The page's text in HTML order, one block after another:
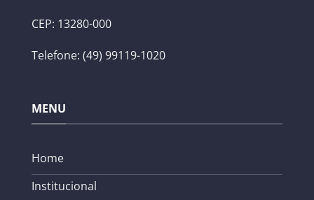
CEP: 13280-000
Telefone: (49) 99119-1020
MENU
Home
Institucional